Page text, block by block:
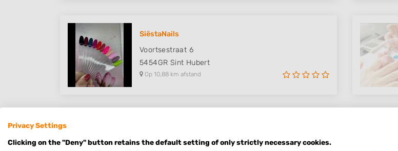
SiëstaNails
Voortsestraat 6
5454GR Sint Hubert
Op 10,88 km afstand
Sweersstraat 54
Privacy Settings
Clicking on the "Deny" button retains the default setting of only strictly necessary cookies.